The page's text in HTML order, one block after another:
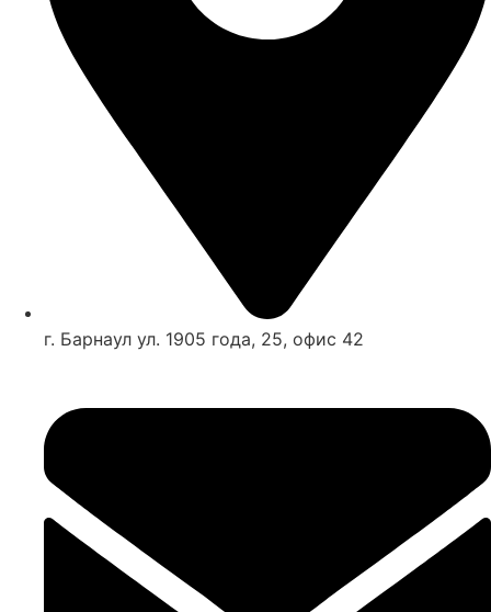
г. Барнаул ул. 1905 года, 25, офис 42